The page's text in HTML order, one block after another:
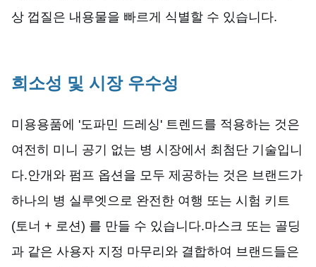
상 껍질은 내용물을 빠르게 식별할 수 있습니다.
희소성 및 시장 우수성
미용용품에 '도파민 드레싱' 트렌드를 적용하는 것은
여전히 미니 공기 없는 병 시장에서 최첨단 기술입니
다.안개와 펌프 옵션을 모두 제공하는 것은 브랜드가
하나의 병 실루엣으로 완전한 여행 또는 시험 키트
(토너 + 로션) 를 만들 수 있습니다.마스크 또는 골딩
과 같은 사용자 지정 마무리와 결합하여 브랜드들은